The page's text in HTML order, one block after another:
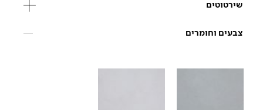
שירטוטים
צבעים וחומרים